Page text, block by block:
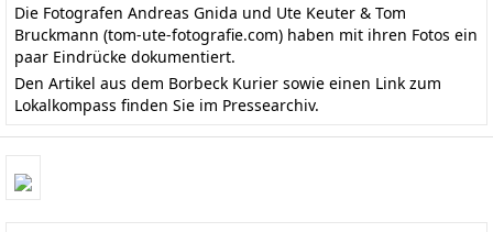
Die Fotografen Andreas Gnida und Ute Keuter & Tom
Bruckmann (tom-ute-fotografie.com) haben mit ihren Fotos ein
paar Eindrücke dokumentiert.
Den Artikel aus dem Borbeck Kurier sowie einen Link zum
Lokalkompass finden Sie im Pressearchiv.